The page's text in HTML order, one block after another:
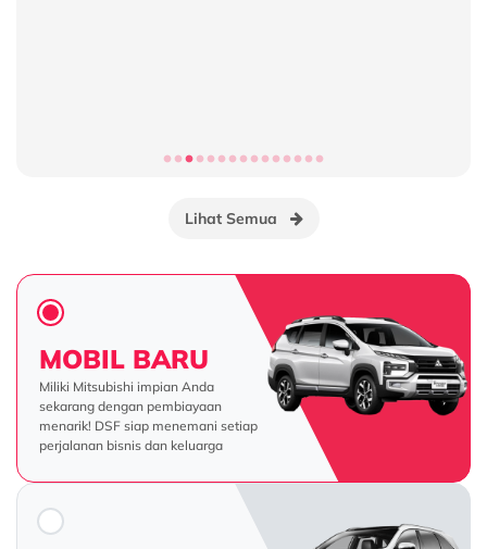
Lihat Semua
MOBIL BARU
Miliki Mitsubishi impian Anda
sekarang dengan pembiayaan
menarik! DSF siap menemani setiap
perjalanan bisnis dan keluarga